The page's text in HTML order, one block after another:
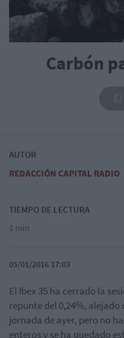
Carbón
AUTOR
REDACCIÓN CAPITAL RADIO
TIEMPO DE LECTURA
1 min
05/01/2016 17:03
El Ibex 35 ha cerrado la
repunte del 0,24%,
jornada de ayer, pero no
enteros y se ha quedado